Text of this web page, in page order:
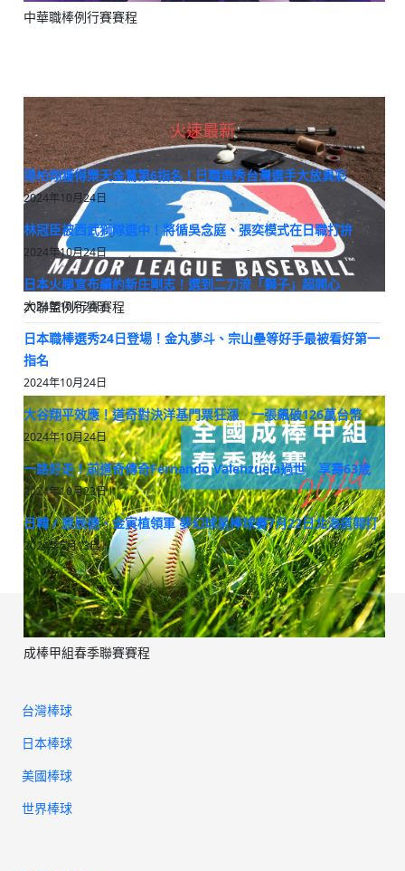
中華職棒例行賽賽程
大聯盟例行賽賽程
成棒甲組春季聯賽賽程
火速最新
陽柏翔獲得樂天金鷲第6指名！日職選秀台灣選手大放異彩
2024年10月24日
林冠臣被西武獅隊選中！將循吳念庭、張奕模式在日職打拚
2024年10月24日
日本火腿宣布續約新庄剛志！選到二刀流「獅子」超開心
2024年10月24日
日本職棒選秀24日登場！金丸夢斗、宗山壘等好手最被看好第一
指名
2024年10月24日
大谷翔平效應！道奇對決洋基門票狂漲 一張飆破126萬台幣
2024年10月24日
一路好走！前道奇傳奇Fernando Valenzuela過世 享壽63歲
2024年10月23日
日韓 / 原辰德、金寅植領軍 夢幻球星棒球賽7月22日北海道開打
2024年5月13日
台灣棒球
日本棒球
美國棒球
世界棒球